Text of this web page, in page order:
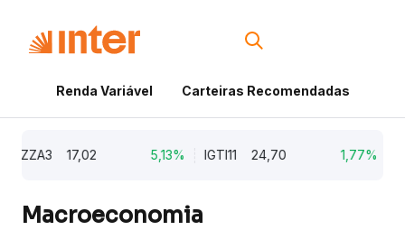
Renda Variável Carteiras Recomendadas
17,02 5,13% IGTI11 24,70 1,77%
Macroeconomia